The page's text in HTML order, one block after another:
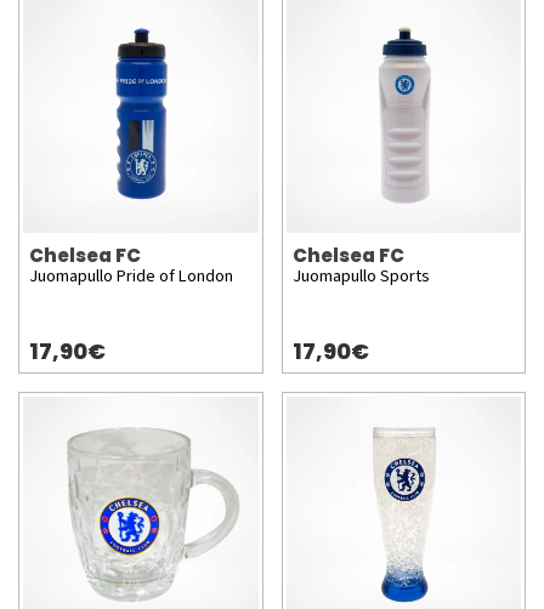
Chelsea FC
Juomapullo Pride of London
17,90€
Chelsea FC
Juomapullo Sports
17,90€